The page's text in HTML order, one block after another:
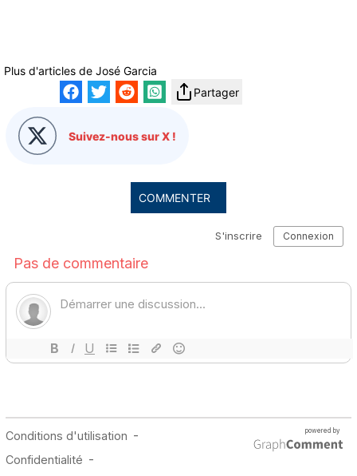
Plus d'articles de José Garcia
Partager
Suivez-nous sur X !
COMMENTER